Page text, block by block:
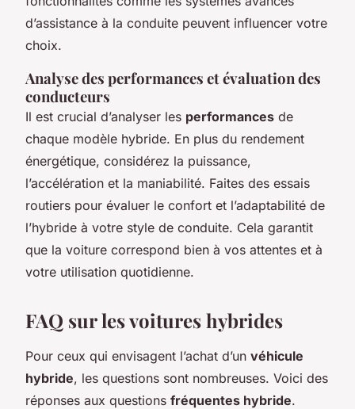
d’assistance à la conduite peuvent influencer votre
choix.
Analyse des performances et évaluation des
conducteurs
Il est crucial d’analyser les performances de
chaque modèle hybride. En plus du rendement
énergétique, considérez la puissance,
l’accélération et la maniabilité. Faites des essais
routiers pour évaluer le confort et l’adaptabilité de
l’hybride à votre style de conduite. Cela garantit
que la voiture correspond bien à vos attentes et à
votre utilisation quotidienne.
FAQ sur les voitures hybrides
Pour ceux qui envisagent l’achat d’un véhicule
hybride, les questions sont nombreuses. Voici des
réponses aux questions fréquentes hybride.